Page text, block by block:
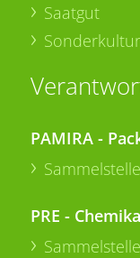
Saatgut
PAMIRA -
PRE -